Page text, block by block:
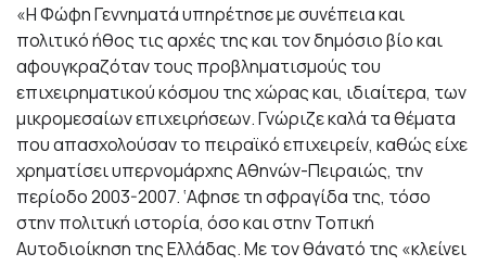
«Η Φώφη Γεννηματά υπηρέτησε με συνέπεια και
πολιτικό ήθος τις αρχές της και τον δημόσιο βίο και
αφουγκραζόταν τους προβληματισμούς του
επιχειρηματικού κόσμου της χώρας και, ιδιαίτερα, των
μικρομεσαίων επιχειρήσεων. Γνώριζε καλά τα θέματα
που απασχολούσαν το πειραϊκό επιχειρείν, καθώς είχε
χρηματίσει υπερνομάρχης Αθηνών-Πειραιώς, την
περίοδο 2003-2007. ‘Αφησε τη σφραγίδα της, τόσο
στην πολιτική ιστορία, όσο και στην Τοπική
Αυτοδιοίκηση της Ελλάδας. Με τον θάνατό της «κλείνει